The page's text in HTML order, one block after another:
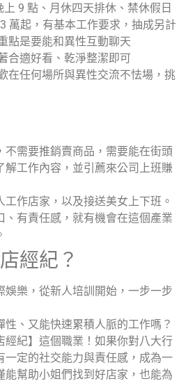
上 9 點、月休四天排休、禁休假日
萬起，有基本工作要求，抽成另計
點是要能和異性互動聊天
合適好看、乾淨整潔即可
在任何場所與異性交流不怯場，挑
不需要推銷賣商品，需要能在街頭
解工作內容，並引薦來公司上班賺
作店家，以及接送美女上下班。
、有責任感，就有機會在這個產業
經紀？
娛樂，從新人培訓開始，一步一步
、又能快速累積人脈的工作嗎？
經紀】這個職業！如果你對八大行
一定的社交能力與責任感，成為一
能幫助小姐們找到好店家，也能為